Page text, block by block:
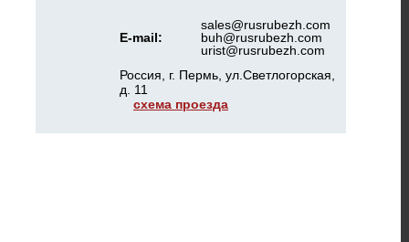
E-mail:
sales@rusrubezh.com
buh@rusrubezh.com
urist@rusrubezh.com
Россия, г. Пермь, ул.Светлогорская,
д. 11
схема проезда